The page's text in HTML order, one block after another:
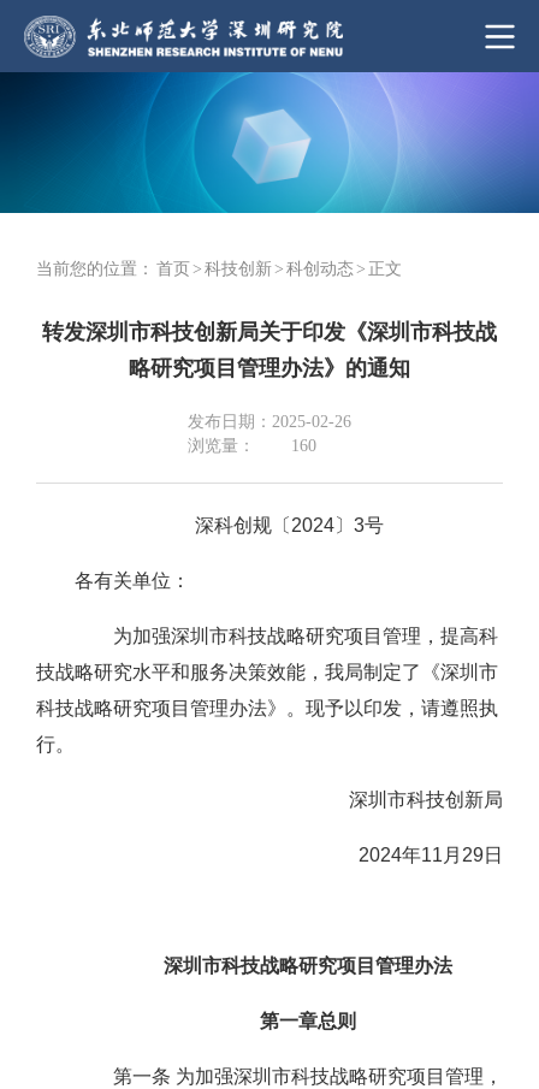
当前您的位置： 首页> 科技创新> 科创动态> 正文
转发深圳市科技创新局关于印发《深圳市科技战
略研究项目管理办法》的通知
发布日期：2025-02-26
浏览量：
160
深科创规〔2024〕3号
各有关单位：
为加强深圳市科技战略研究项目管理，提高科
技战略研究水平和服务决策效能，我局制定了《深圳市
科技战略研究项目管理办法》。现予以印发，请遵照执
行。
深圳市科技创新局
2024年11月29日
深圳市科技战略研究项目管理办法
第一章总则
第一条 为加强深圳市科技战略研究项目管理，